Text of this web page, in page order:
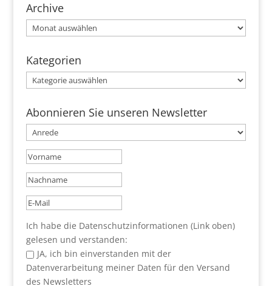
Archive
Archive
Kategorien
Kategorien
Abonnieren Sie unseren Newsletter
Ich habe die Datenschutzinformationen (Link oben)
gelesen und verstanden:
JA, ich bin einverstanden mit der
Datenverarbeitung meiner Daten für den Versand
des Newsletters